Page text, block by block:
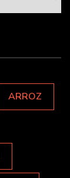
ARROZ